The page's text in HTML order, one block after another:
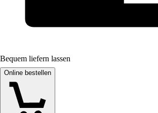
Bequem liefern lassen
Online bestellen